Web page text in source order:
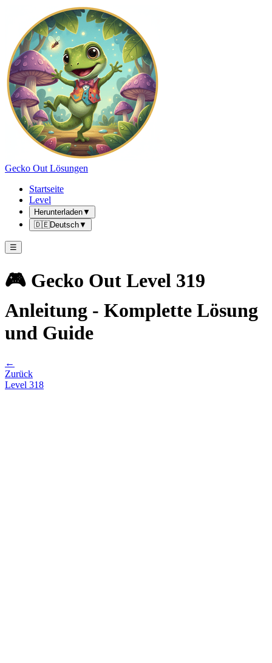
Gecko Out Lösungen
Startseite
Level
Herunterladen▼
🇩🇪Deutsch▼
☰
🎮 Gecko Out Level 319
Anleitung - Komplette Lösung
und Guide
←
Zurück
Level 318